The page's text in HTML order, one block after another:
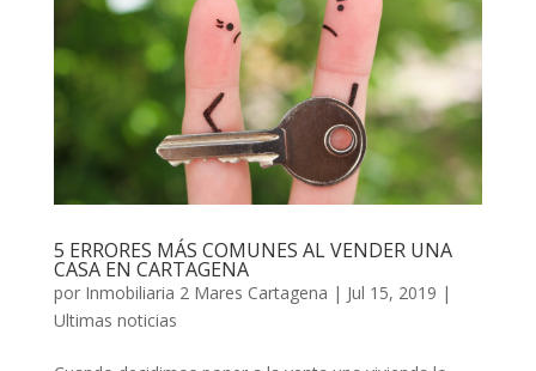
5 ERRORES MÁS COMUNES AL VENDER UNA
CASA EN CARTAGENA
por Inmobiliaria 2 Mares Cartagena | Jul 15, 2019 |
Ultimas noticias